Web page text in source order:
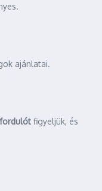
ajánlatai.
figyeljük, és